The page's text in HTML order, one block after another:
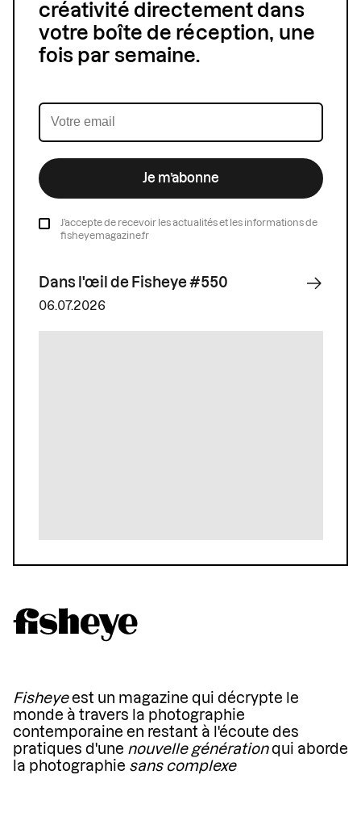
créativité directement dans
votre boîte de réception, une
fois par semaine.
Je m’abonne
J’accepte de recevoir les actualités et les informations de
fisheyemagazine.fr
Dans l'œil de Fisheye #550
06.07.2026
Fisheyeest un magazine qui décrypte le
monde à travers la photographie
contemporaine en restant à l'écoute des
pratiques d'une nouvelle générationqui aborde
la photographie sans complexe